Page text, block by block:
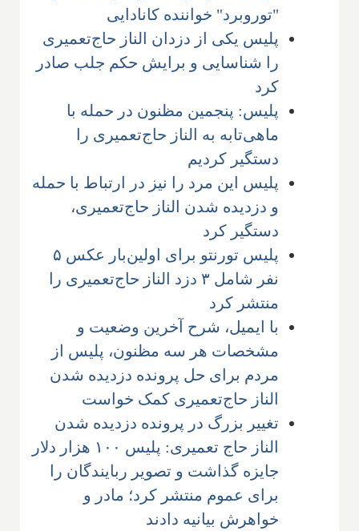
"توروبرد" خواننده کانادایی
پلیس یکی از دزدان الناز حاج‌تعمیری
را شناسایی و برایش حکم جلب صادر
کرد
پلیس: پنجمین مظنون در حمله با
ماهی‌تابه به الناز حاج‌تعمیری را
دستگیر کردیم
پلیس این مرد را نیز در ارتباط با حمله
و دزدیده شدن الناز حاج‌تعمیری،
دستگیر کرد
پلیس تورنتو برای اولین‌بار عکس ۵
نفر شامل ۳ دزد الناز حاج‌تعمیری را
منتشر کرد
با ایمیل، شرح آخرین وضعیت و
مشخصات هر سه مظنون، پلیس از
مردم برای حل پرونده دزدیده شدن
الناز حاج‌تعمیری کمک خواست
تغییر بزرگ در پرونده دزدیده شدن
الناز حاج تعمیری: پلیس ۱۰۰ هزار دلار
جایزه گذاشت و تصویر ربایندگان را
برای عموم منتشر کرد؛ مادر و
خواهرش بیانیه دادند